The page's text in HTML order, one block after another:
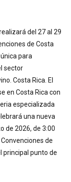
del 27 al 29
de Costa
para
sector
Costa Rica. El
en Costa Rica con
especializada
una nueva
de 2026, de 3:00
de
principal punto de